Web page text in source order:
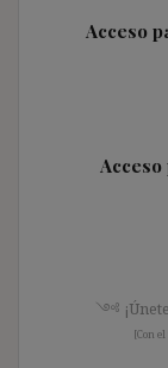
Acceso
༺
[Con